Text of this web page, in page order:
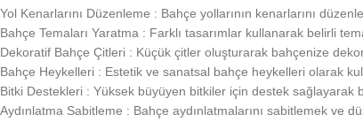
Yol Kenarlarını Düzenleme : Bahçe yollarının kenarlarını
Bahçe Temaları Yaratma : Farklı tasarımlar kullanarak belirli
Dekoratif Bahçe Çitleri : Küçük çitler oluşturarak bahçenize
Bahçe Heykelleri : Estetik ve sanatsal bahçe heykelleri olarak
Bitki Destekleri : Yüksek büyüyen bitkiler için destek sağlayarak
Aydınlatma Sabitleme : Bahçe aydınlatmalarını sabitlemek ve